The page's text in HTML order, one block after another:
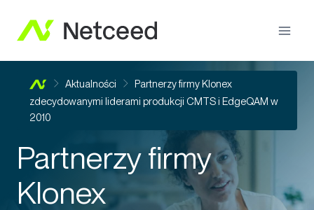
Aktualności
Partnerzy firmy Klonex
zdecydowanymi liderami produkcji CMTS i EdgeQAM w
2010
Partnerzy firmy
Klonex